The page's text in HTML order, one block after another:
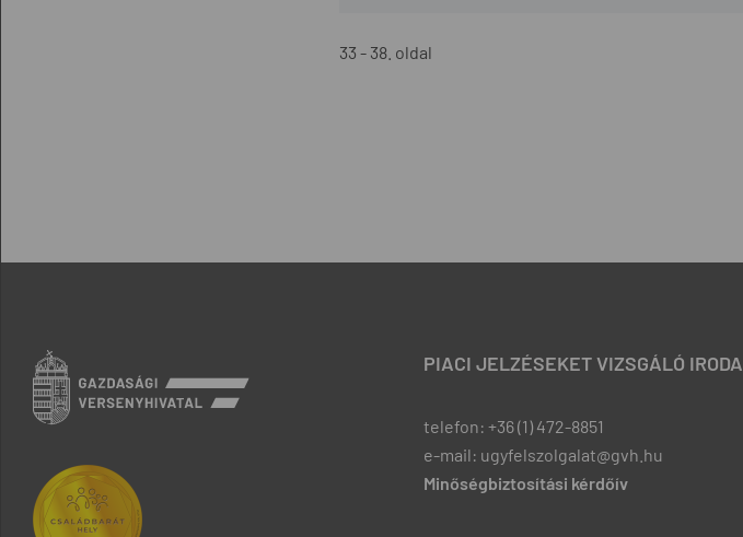
33 - 38. oldal
PIACI JELZÉSEKET VIZSGÁLÓ IRODA
telefon: +36 (1) 472-8851
e-mail: ugyfelszolgalat@gvh.hu
Minőségbiztosítási kérdőív